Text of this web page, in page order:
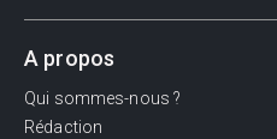
A propos
Qui sommes-nous ?
Rédaction